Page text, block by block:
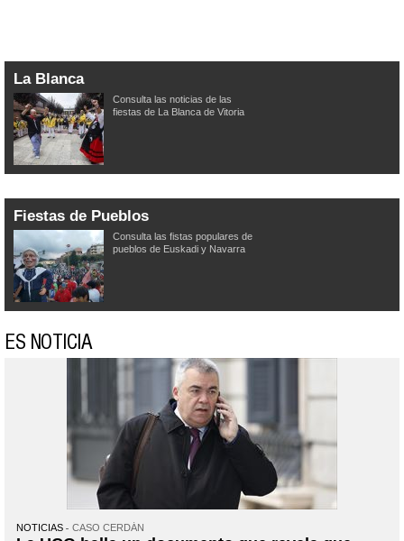
La Blanca
Consulta las noticias de las
fiestas de La Blanca de Vitoria
Fiestas de Pueblos
Consulta las fistas populares de
pueblos de Euskadi y Navarra
ES NOTICIA
NOTICIAS CASO CERDÁN